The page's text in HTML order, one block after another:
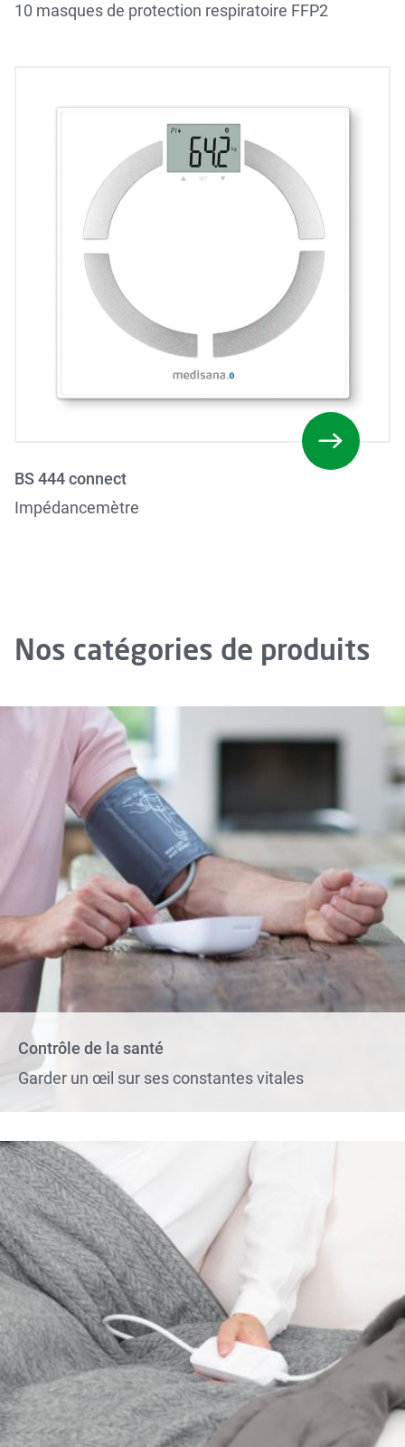
10 masques de protection respiratoire FFP2
BS 444 connect
Impédancemètre
Nos catégories de produits
Contrôle de la santé
Garder un œil sur ses constantes vitales